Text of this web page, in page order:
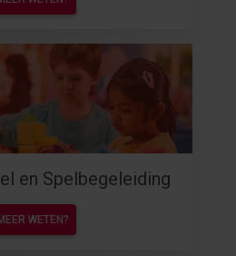
en Spelbegeleiding
WETEN?